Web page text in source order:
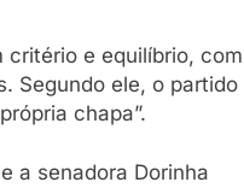
critério e equilíbrio, com
Segundo ele, o partido
chapa”.
a senadora Dorinha